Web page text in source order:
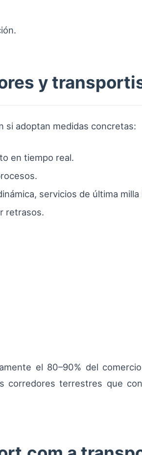
y
si adoptan medidas concretas:
en tiempo real.
servicios de última
retrasos.
el 80–90% del
corredores terrestres que